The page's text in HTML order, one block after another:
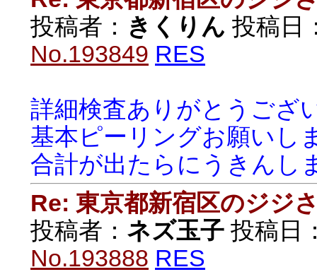
投稿者： きくりん 投稿日
No.193849 RES
詳細検査ありがとうござ
基本ピーリングお願いし
合計が出たらにうきんし
Re: 東京都新宿区のジジ
投稿者： ネズ玉子 投稿日
No.193888 RES